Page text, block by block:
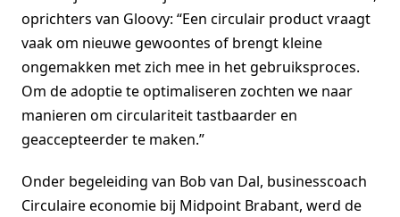
oprichters van Gloovy: “Een circulair product vraagt
vaak om nieuwe gewoontes of brengt kleine
ongemakken met zich mee in het gebruiksproces.
Om de adoptie te optimaliseren zochten we naar
manieren om circulariteit tastbaarder en
geaccepteerder te maken.”
Onder begeleiding van Bob van Dal, businesscoach
Circulaire economie bij Midpoint Brabant, werd de